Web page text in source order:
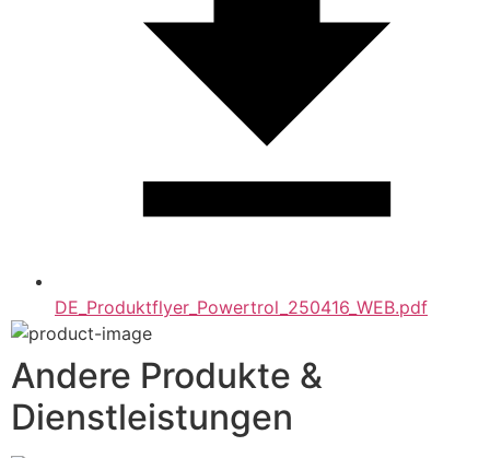
DE_Produktflyer_Powertrol_250416_WEB.pdf
Andere Produkte &
Dienstleistungen